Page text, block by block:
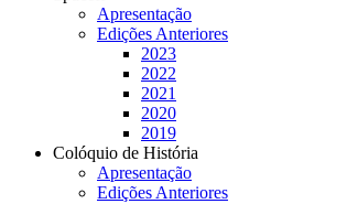
Apresentação
Edições Anteriores
2023
2022
2021
2020
2019
Colóquio de História
Apresentação
Edições Anteriores